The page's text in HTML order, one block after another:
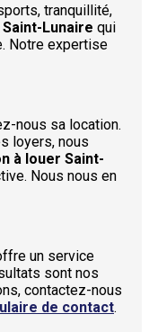
tranquillité,
Saint-Lunaire qui
Notre expertise
nous sa location.
loyers, nous
à louer Saint-
Nous nous en
un service
sont nos
contactez-nous
de contact.